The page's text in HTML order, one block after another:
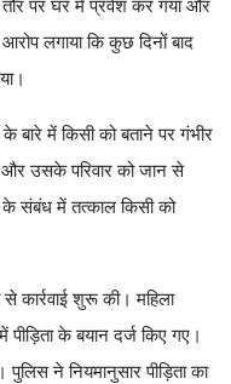
पर घर में प्रवेश कर गया और
लगाया कि कुछ दिनों बाद
बारे में किसी को बताने पर गंभीर
उसके परिवार को जान से
संबंध में तत्काल किसी को
कार्रवाई शुरू की। महिला
पीड़िता के बयान दर्ज किए गए।
ने नियमानुसार पीड़िता का